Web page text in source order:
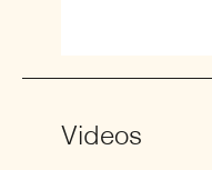
Videos